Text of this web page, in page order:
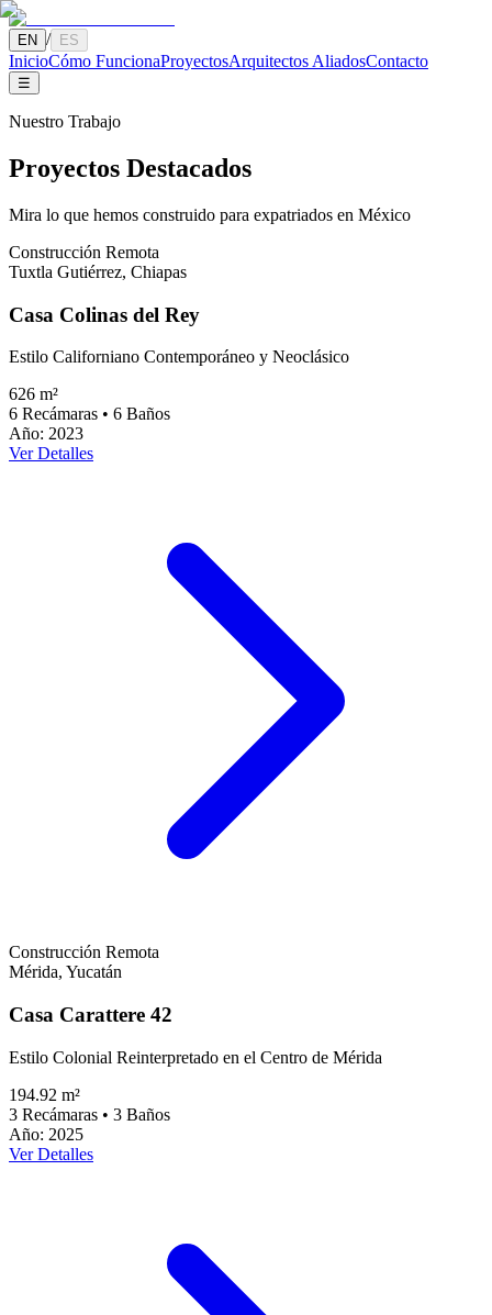
EN / ES
InicioCómo FuncionaProyectosArquitectos AliadosContacto
☰
Nuestro Trabajo
Proyectos Destacados
Mira lo que hemos construido para expatriados en México
Construcción Remota
Tuxtla Gutiérrez, Chiapas
Casa Colinas del Rey
Estilo Californiano Contemporáneo y Neoclásico
626 m²
6 Recámaras • 6 Baños
Año: 2023
Ver Detalles
Construcción Remota
Mérida, Yucatán
Casa Carattere 42
Estilo Colonial Reinterpretado en el Centro de Mérida
194.92 m²
3 Recámaras • 3 Baños
Año: 2025
Ver Detalles